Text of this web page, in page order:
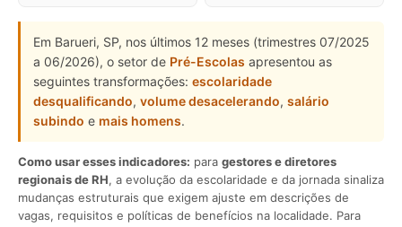
Em Barueri, SP, nos últimos 12 meses (trimestres 07/2025
a 06/2026), o setor de Pré-Escolas apresentou as
seguintes transformações: escolaridade
desqualificando, volume desacelerando, salário
subindo e mais homens.
Como usar esses indicadores: para gestores e diretores
regionais de RH, a evolução da escolaridade e da jornada sinaliza
mudanças estruturais que exigem ajuste em descrições de
vagas, requisitos e políticas de benefícios na localidade. Para